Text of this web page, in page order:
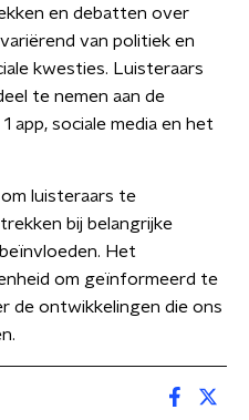
en debatten over
van politiek en
kwesties. Luisteraars
te nemen aan de
app, sociale media en het
luisteraars te
bij belangrijke
Het
om geïnformeerd te
de ontwikkelingen die ons